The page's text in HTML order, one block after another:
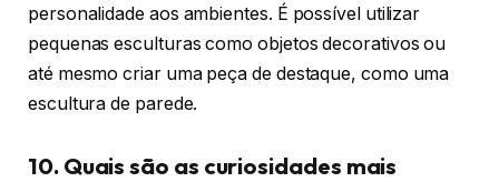
personalidade aos ambientes. É possível utilizar
pequenas esculturas como objetos decorativos ou
até mesmo criar uma peça de destaque, como uma
escultura de parede.
10. Quais são as curiosidades mais